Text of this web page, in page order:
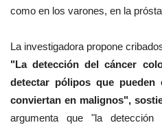
como en los varones, en la
La investigadora propone
"La detección del cáncer
detectar pólipos que
conviertan en malignos",
argumenta que "la